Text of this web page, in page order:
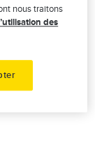
nous traitons
des